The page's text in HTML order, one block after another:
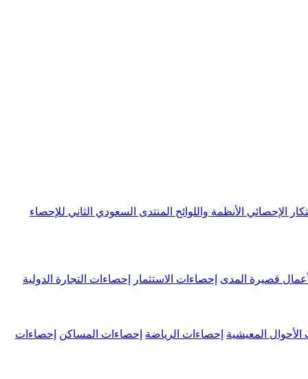
الإحصائي الأنظمة واللوائح المنتدى السعودي الثاني للإحصاء
قصيرة المدى إحصاءات الاستثمار إحصاءات التجارة الدولية
الأحوال المعيشية إحصاءات الرياضة إحصاءات المساكن إحصاءات